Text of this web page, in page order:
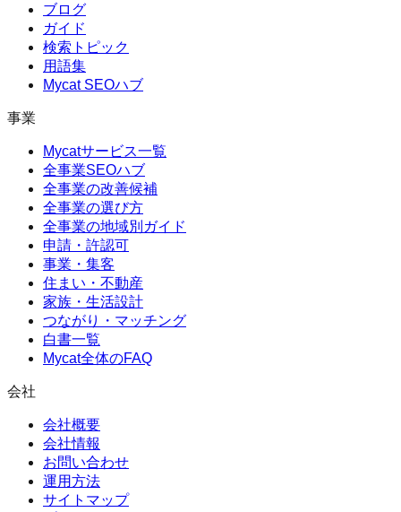
ブログ
ガイド
検索トピック
用語集
Mycat SEOハブ
事業
Mycatサービス一覧
全事業SEOハブ
全事業の改善候補
全事業の選び方
全事業の地域別ガイド
申請・許認可
事業・集客
住まい・不動産
家族・生活設計
つながり・マッチング
白書一覧
Mycat全体のFAQ
会社
会社概要
会社情報
お問い合わせ
運用方法
サイトマップ